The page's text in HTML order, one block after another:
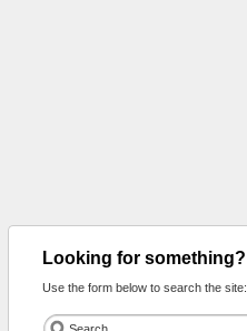
Looking for something?
Use the form below to search the site: